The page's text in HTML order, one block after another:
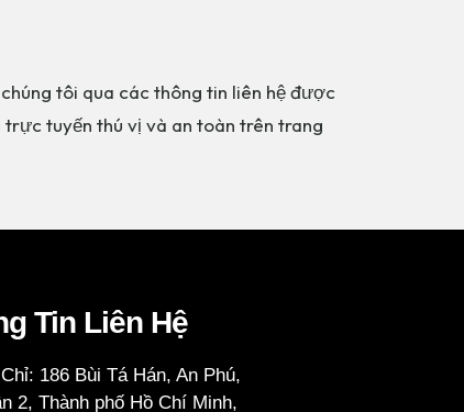
tôi qua các thông tin liên hệ được
tuyến thú vị và an toàn trên trang
Tin Liên Hệ
186 Bùi Tá Hán, An Phú,
2, Thành phố Hồ Chí Minh,